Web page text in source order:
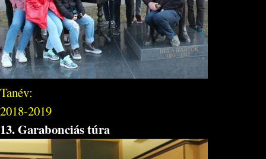
Tanév:
2018-2019
13. Garabonciás túra